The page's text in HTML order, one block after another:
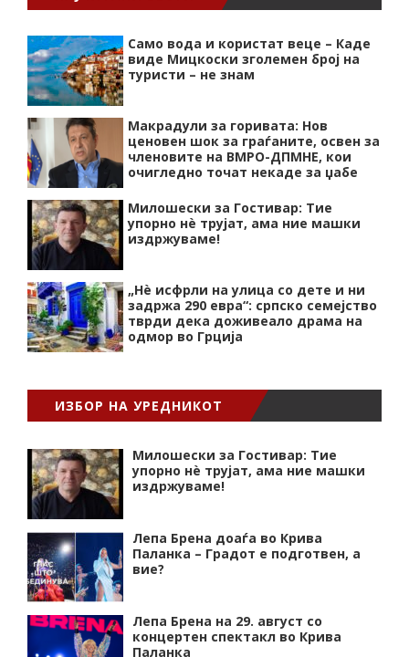
Само вода и користат веце – Каде
виде Мицкоски зголемен број на
туристи – не знам
Макрадули за горивата: Нов
ценовен шок за граѓаните, освен за
членовите на ВМРО-ДПМНЕ, кои
очигледно точат некаде за џабе
Милошески за Гостивар: Тие
упорно нѐ трујат, ама ние машки
издржуваме!
„Нѐ исфрли на улица со дете и ни
задржа 290 евра“: српско семејство
тврди дека доживеало драма на
одмор во Грција
ИЗБОР НА УРЕДНИКОТ
Милошески за Гостивар: Тие
упорно нѐ трујат, ама ние машки
издржуваме!
Лепа Брена доаѓа во Крива
Паланка – Градот е подготвен, а
вие?
Лепа Брена на 29. август со
концертен спектакл во Крива
Паланка